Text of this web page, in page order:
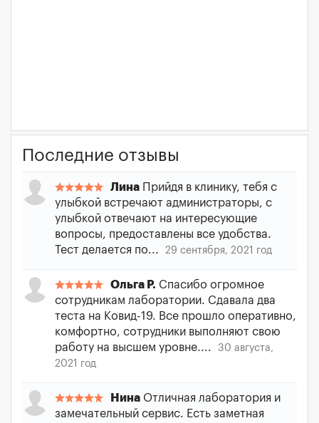
Последние отзывы
Лина Прийдя в клинику, тебя с
улыбкой встречают администраторы, с
улыбкой отвечают на интересующие
вопросы, предоставлены все удобства.
Тест делается по...
29 сентября, 2021 год
Ольга Р. Спасибо огромное
сотрудникам лаборатории. Сдавала два
теста на Ковид-19. Все прошло оперативно,
комфортно, сотрудники выполняют свою
работу на высшем уровне....
30 августа,
2021 год
Нина Отличная лаборатория и
замечательный сервис. Есть заметная